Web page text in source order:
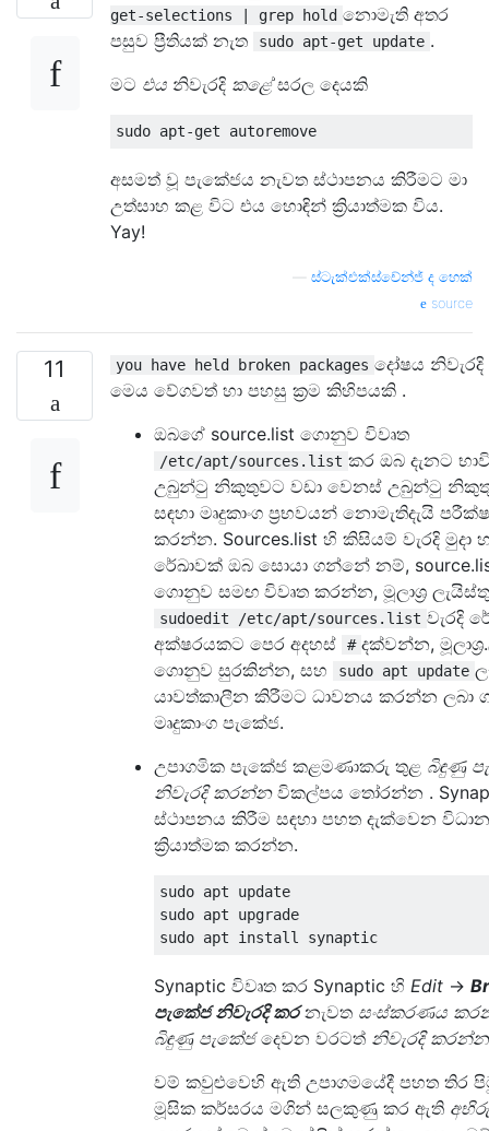
get-selections | grep hold නොමැති අතර
පසුව ප්‍රීතියක් නැත
sudo apt-get update .
මට එය නිවැරදි කළේසරල දෙයකි
අසමත් වූ පැකේජය නැවත ස්ථාපනය කිරීමට මා
උත්සාහ කළ විට එය හොඳින් ක්‍රියාත්මක විය.
Yay!
ස්ටැක්එක්ස්චේන්ජ් ද හෙක්
source
11 you have held broken packages දෝෂය
මෙය වේගවත් හා පහසු ක්‍රම කිහිපයකි .
ඔබගේ source.list ගොනුව විවෘත
/etc/apt/sources.list කර ඔබ දැනට
උබුන්ටු නිකුතුවට වඩා වෙනස් උබුන්ටු
සඳහා මෘදුකාංග ප්‍රභවයන් නොමැතිදැයි
කරන්න. Sources.list හි කිසියම් වැරදි මුදා
රේඛාවක් ඔබ සොයා ගන්නේ නම්,
ගොනුව සමඟ විවෘත කරන්න, මූලාශ්‍ර
sudoedit /etc/apt/sources.list වැරදි
අක්ෂරයකට පෙර අදහස්
# දක්වන්න,
ගොනුව සුරකින්න, සහ
sudo apt update
යාවත්කාලීන කිරීමට ධාවනය කරන්න ලබා
මෘදුකාංග පැකේජ.
උපාගමික පැකේජ කළමණාකරු තුළ බිඳුණු
නිවැරදි කරන්නවිකල්පය තෝරන්න .
ස්ථාපනය කිරීම සඳහා පහත දැක්වෙන
ක්‍රියාත්මක කරන්න.
sudo apt update
sudo apt upgrade
Synaptic විවෘත කර Synaptic හි Edit ->
පැකේජ නිවැරදි කරනැවත සංස්කරණය
බිඳුණු පැකේජදෙවන වරටත් නිවැරදිකරන්න
වම් කවුළුවෙහි ඇති උපාගමයේදී පහත තිර
මූසික කර්සරය මගින් සලකුණු කර ඇති